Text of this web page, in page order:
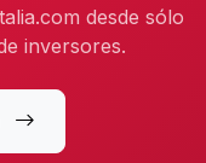
desde sólo
inversores.